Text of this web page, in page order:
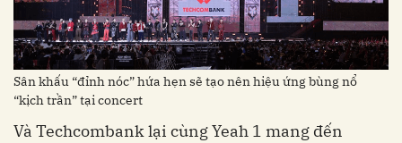
Sân khấu “đỉnh nóc” hứa hẹn sẽ tạo nên hiệu ứng bùng nổ
“kịch trần” tại concert
Và Techcombank lại cùng Yeah 1 mang đến